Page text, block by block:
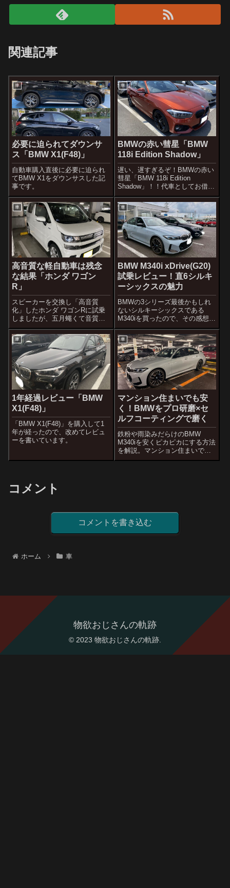
関連記事
車
必要に迫られてダウンサ
ス「BMW X1(F48)」
自動車購入直後に必要に迫られ
てBMW X1をダウンサスした記
事です。
車
BMWの赤い彗星「BMW
118i Edition Shadow」
遅い、遅すぎるぞ！BMWの赤い
彗星「BMW 118i Edition
Shadow」！！代車としてお借り
しましたのでレビューです。
車
高音質な軽自動車は残念
な結果「ホンダ ワゴン
R」
スピーカーを交換し「高音質
化」したホンダ ワゴンRに試乗
しましたが、五月蠅くて音質ど
ころじゃなかったという話で
す。
車
BMW M340i xDrive(G20)
試乗レビュー！直6シルキ
ーシックスの魅力
BMWの3シリーズ最後かもしれ
ないシルキーシックスである
M340iを買ったので、その感想、
レビュー、評価です。買って後
悔、失敗しない注意ポイントも
車
1年経過レビュー「BMW
X1(F48)」
「BMW X1(F48)」を購入して1
年が経ったので、改めてレビュ
ーを書いています。
車
マンション住まいでも安
く！BMWをプロ研磨×セ
ルフコーティングで磨く
鉄粉や雨染みだらけのBMW
M340iを安くピカピカにする方法
を解説。マンション住まいで作
業場所がない人向けに、KeePer
コメント
コメントを書き込む
ホーム 車
物欲おじさんの軌跡
© 2023 物欲おじさんの軌跡.